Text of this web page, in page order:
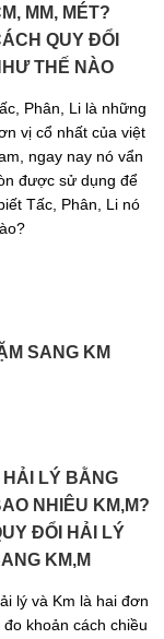
MM, MÉT?
QUY ĐỔI
THẾ NÀO
Phân, Li là những
vị cổ nhất của việt
ngay nay nó vẩn
được sử dụng để
Tấc, Phân, Li nó
SANG KM
HẢI LÝ BẰNG
NHIÊU KM,M?
ĐỔI HẢI LÝ
KM,M
lý và Km là hai đơn
đo khoản cách chiều